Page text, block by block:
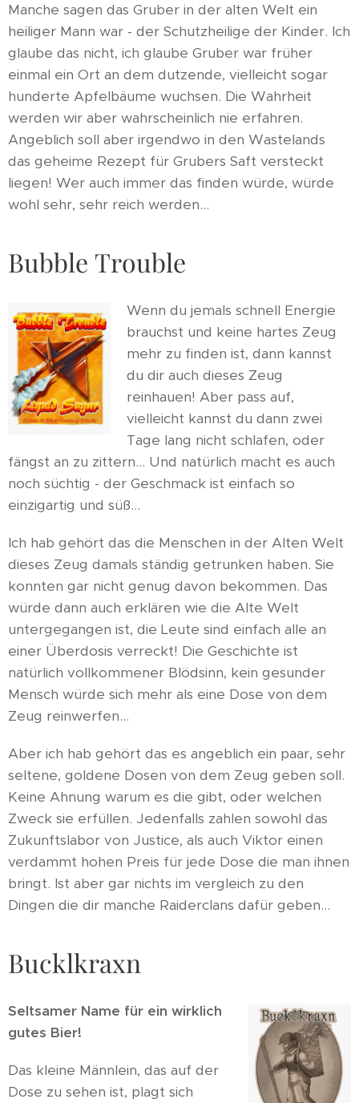
Manche sagen das Gruber in der alten Welt ein
heiliger Mann war - der Schutzheilige der Kinder. Ich
glaube das nicht, ich glaube Gruber war früher
einmal ein Ort an dem dutzende, vielleicht sogar
hunderte Apfelbäume wuchsen. Die Wahrheit
werden wir aber wahrscheinlich nie erfahren.
Angeblich soll aber irgendwo in den Wastelands
das geheime Rezept für Grubers Saft versteckt
liegen! Wer auch immer das finden würde, würde
wohl sehr, sehr reich werden...
Bubble Trouble
Wenn du jemals schnell Energie
brauchst und keine hartes Zeug
mehr zu finden ist, dann kannst
du dir auch dieses Zeug
reinhauen! Aber pass auf,
vielleicht kannst du dann zwei
Tage lang nicht schlafen, oder
fängst an zu zittern... Und natürlich macht es auch
noch süchtig - der Geschmack ist einfach so
einzigartig und süß...
Ich hab gehört das die Menschen in der Alten Welt
dieses Zeug damals ständig getrunken haben. Sie
konnten gar nicht genug davon bekommen. Das
würde dann auch erklären wie die Alte Welt
untergegangen ist, die Leute sind einfach alle an
einer Überdosis verreckt! Die Geschichte ist
natürlich vollkommener Blödsinn, kein gesunder
Mensch würde sich mehr als eine Dose von dem
Zeug reinwerfen...
Aber ich hab gehört das es angeblich ein paar, sehr
seltene, goldene Dosen von dem Zeug geben soll.
Keine Ahnung warum es die gibt, oder welchen
Zweck sie erfüllen. Jedenfalls zahlen sowohl das
Zukunftslabor von Justice, als auch Viktor einen
verdammt hohen Preis für jede Dose die man ihnen
bringt. Ist aber gar nichts im vergleich zu den
Dingen die dir manche Raiderclans dafür geben...
Bucklkraxn
Seltsamer Name für ein wirklich
gutes Bier!
Das kleine Männlein, das auf der
Dose zu sehen ist, plagt sich